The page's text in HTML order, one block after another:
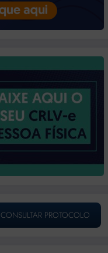
CONSULTAR PROTOCOLO